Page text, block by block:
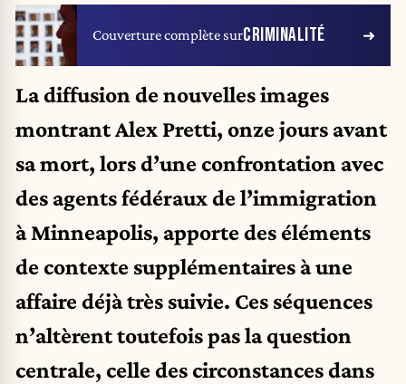
Couverture complète surCRIMINALITÉ
La diffusion de nouvelles images
montrant Alex Pretti, onze jours avant
sa mort, lors d’une confrontation avec
des agents fédéraux de l’immigration
à Minneapolis, apporte des éléments
de contexte supplémentaires à une
affaire déjà très suivie. Ces séquences
n’altèrent toutefois pas la question
centrale, celle des circonstances dans